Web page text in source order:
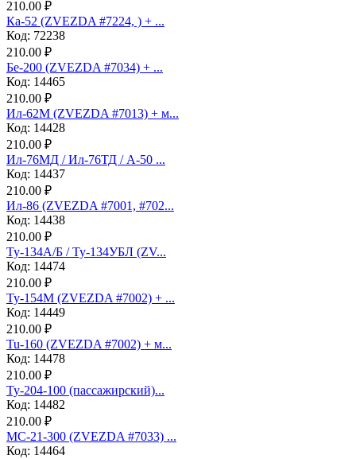
210.00 ₽
Ка-52 (ZVEZDA #7224, ) + ...
Код: 72238
210.00 ₽
Бе-200 (ZVEZDA #7034) + ...
Код: 14465
210.00 ₽
Ил-62М (ZVEZDA #7013) + м...
Код: 14428
210.00 ₽
Ил-76МД / Ил-76ТД / А-50 ...
Код: 14437
210.00 ₽
Ил-86 (ZVEZDA #7001, #702...
Код: 14438
210.00 ₽
Ту-134А/Б / Ту-134УБЛ (ZV...
Код: 14474
210.00 ₽
Ту-154М (ZVEZDA #7002) + ...
Код: 14449
210.00 ₽
Tu-160 (ZVEZDA #7002) + м...
Код: 14478
210.00 ₽
Ту-204-100 (пассажирский)...
Код: 14482
210.00 ₽
МС-21-300 (ZVEZDA #7033) ...
Код: 14464